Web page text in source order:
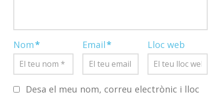
Nom* Email* Lloc web
Desa el meu nom, correu electrònic i lloc